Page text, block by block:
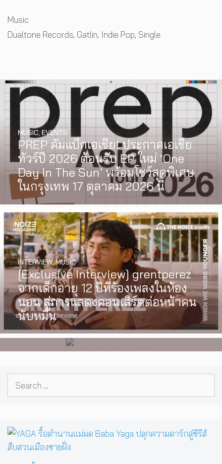
Categories
Music
Tags
Dualtone Records, Gatlin, Indie Pop, Single
PREP คัมแบ็กเอเชีย! ประกาศเอเชีย
ทัวร์ปี 2026 ต้อนรับ EP ใหม่ ‘One
Day In The Sun’ พร้อมโชว์สุดพิเศษ
ในกรุงเทพ 17 ตุลาคม 2026 นี้
MUSIC EVENTS
[Exclusive Interview] grentperez
จากเด็กอายุ 12 ปีที่ร้องเพลงในห้อง
นอน สู่การแสดงคอนเสิร์ตต่อหน้าคน
นับหมื่น
INTERVIEW,MUSIC
I Wish You All the Best เรื่องราวของ
วัยรุ่นนอนไบนารี่ กับครอบครัวที่เขา
เลือกได้เอง ผลงานการกำกับ
ภาพยนตร์เรื่องแรกของ Tommy
Dorfman
WATCH,LGBTQIAN+
Search